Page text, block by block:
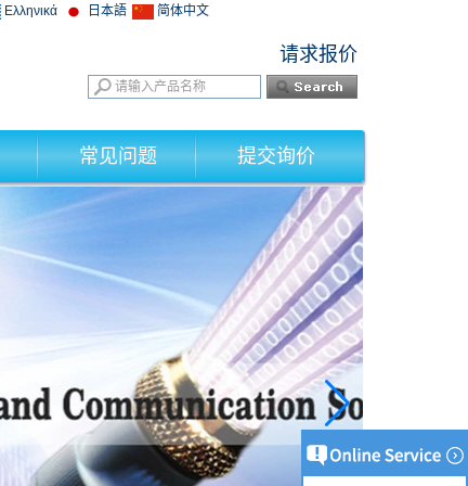
Ελληνικά 日本語 简体中文
请求报价
常见问题 提交询价